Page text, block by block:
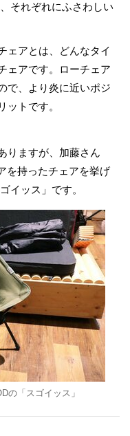
それぞれにふさわしい
ェアとは、どんなタイ
ェアです。ローチェア
で、より炎に近いポジ
ットです。
りますが、加藤さん
を持ったチェアを挙げ
イッス」です。
の「スゴイッス」